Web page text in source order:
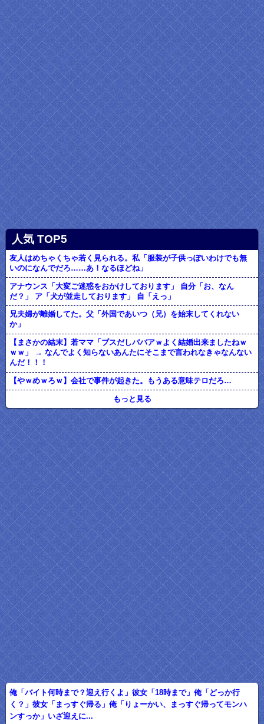
人気 TOP5
友人はめちゃくちゃ若く見られる。私「服装が子供っぽいわけでも無
いのになんでだろ……あ！なるほどね」
アナウンス「大変ご迷惑をおかけしております」 自分「お、なん
だ？」 ア「犬が並走しております」 自「えっ」
兄夫婦が離婚してた。父「外国であいつ（兄）を始末してくれない
か」
【まさかの結末】若ママ「ブスだしババアｗよく結婚出来ましたねｗ
ｗｗ」 → なんでよく知らないあんたにそこまで言われなきゃなんない
んだ！！！
【やｗめｗろｗ】会社で事件が起きた。もうある意味テロだろ…
もっと見る
俺「バイト何時まで？迎え行くよ」彼女「18時まで」俺「どっか行
く？」彼女「まっすぐ帰る」俺「りょーかい、まっすぐ帰ってモンハ
ンすっか」いざ迎えに...